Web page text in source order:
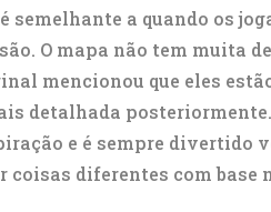
semelhante a quando os
O mapa não tem muita
mencionou que eles
detalhada posteriormente.
e é sempre divertido
coisas diferentes com base